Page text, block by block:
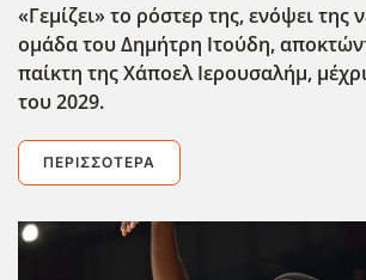
«Γεμίζει» το ρόστερ της, ενόψει της
ομάδα του Δημήτρη Ιτούδη,
παίκτη της Χάποελ Ιερουσαλήμ,
του 2029.
ΠΕΡΙΣΣΌΤΕΡΑ